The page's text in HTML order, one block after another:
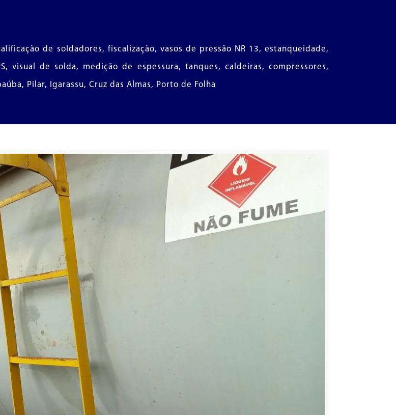
de soldadores, fiscalização, vasos de pressão NR 13, estanqueidade,
visual de solda, medição de espessura, tanques, caldeiras, compressores,
Pilar, Igarassu, Cruz das Almas, Porto de Folha